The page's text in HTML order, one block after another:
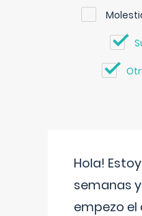
Hola!
semanas
empezo